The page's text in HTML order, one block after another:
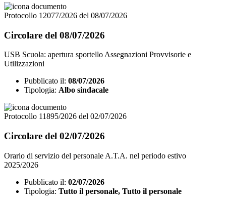
Protocollo 12077/2026 del 08/07/2026
Circolare del 08/07/2026
USB Scuola: apertura sportello Assegnazioni Provvisorie e
Utilizzazioni
Pubblicato il: 08/07/2026
Tipologia: Albo sindacale
Protocollo 11895/2026 del 02/07/2026
Circolare del 02/07/2026
Orario di servizio del personale A.T.A. nel periodo estivo
2025/2026
Pubblicato il: 02/07/2026
Tipologia: Tutto il personale, Tutto il personale